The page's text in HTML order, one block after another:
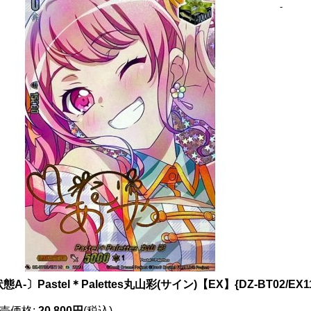
-
態A-〕Pastel＊Palettes丸山彩(サイン)【EX】{DZ-BT02/